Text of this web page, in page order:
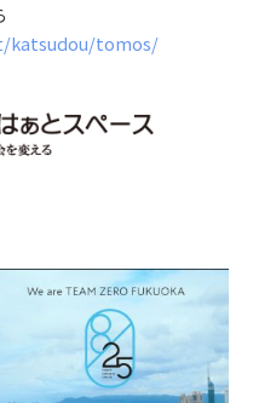
katsudou/tomos/